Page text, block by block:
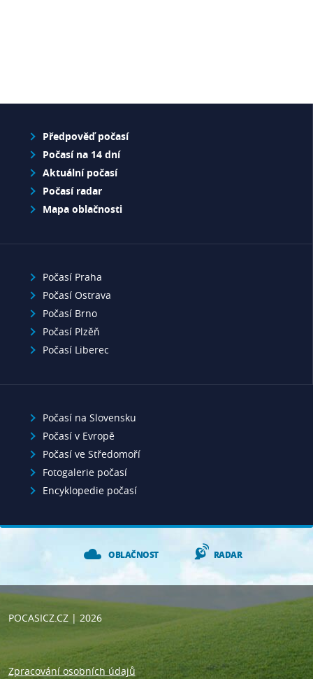
Předpověď počasí
Počasí na 14 dní
Aktuální počasí
Počasí radar
Mapa oblačnosti
Počasí Praha
Počasí Ostrava
Počasí Brno
Počasí Plzěň
Počasí Liberec
Počasí na Slovensku
Počasí v Evropě
Počasí ve Středomoří
Fotogalerie počasí
Encyklopedie počasí
OBLAČNOST RADAR
POCASICZ.CZ| 2026
Zpracování osobních údajů